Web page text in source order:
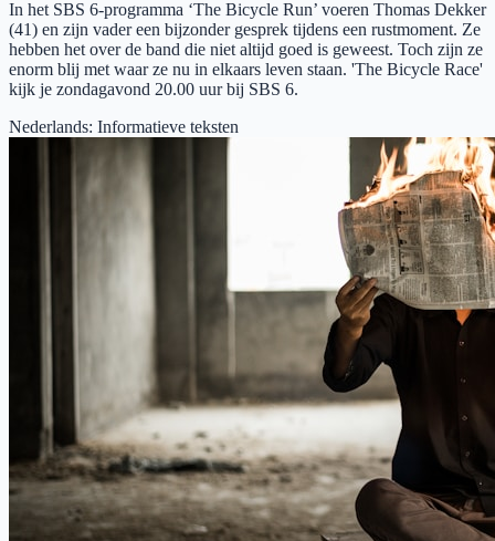
In het SBS 6-programma ‘The Bicycle Run’ voeren Thomas Dekker
(41) en zijn vader een bijzonder gesprek tijdens een rustmoment. Ze
hebben het over de band die niet altijd goed is geweest. Toch zijn ze
enorm blij met waar ze nu in elkaars leven staan. 'The Bicycle Race'
kijk je zondagavond 20.00 uur bij SBS 6.
Nederlands: Informatieve teksten